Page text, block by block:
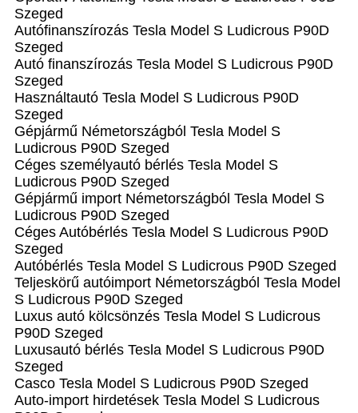
Szeged
Autófinanszírozás Tesla Model S Ludicrous P90D
Szeged
Autó finanszírozás Tesla Model S Ludicrous P90D
Szeged
Használtautó Tesla Model S Ludicrous P90D
Szeged
Gépjármű Németországból Tesla Model S
Ludicrous P90D Szeged
Céges személyautó bérlés Tesla Model S
Ludicrous P90D Szeged
Gépjármű import Németországból Tesla Model S
Ludicrous P90D Szeged
Céges Autóbérlés Tesla Model S Ludicrous P90D
Szeged
Autóbérlés Tesla Model S Ludicrous P90D Szeged
Teljeskörű autóimport Németországból Tesla Model
S Ludicrous P90D Szeged
Luxus autó kölcsönzés Tesla Model S Ludicrous
P90D Szeged
Luxusautó bérlés Tesla Model S Ludicrous P90D
Szeged
Casco Tesla Model S Ludicrous P90D Szeged
Auto-import hirdetések Tesla Model S Ludicrous